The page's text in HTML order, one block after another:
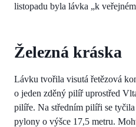
listopadu byla lávka „k
Železná kráska
Lávku tvořila visutá řetězová
o jeden zděný pilíř uprostřed
pilíře. Na středním pilíři se
pylony o výšce 17,5 metru.